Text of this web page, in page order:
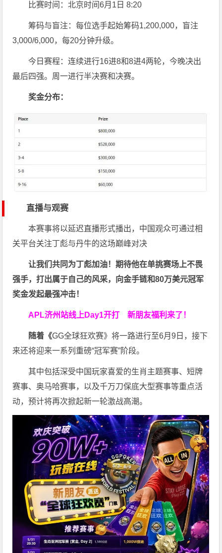
比赛时间：北京时间6月1日 8:20
筹码与盲注：每位选手起始筹码1,200,000，盲注
3,000/6,000，每20分钟升级。
今日赛程：连续进行16进8和8进4两轮，今晚决出
最后四强。周一进行半决赛和决赛。
奖金分布：
直播与观赛
本赛事将以延迟直播形式播出，中国观众可通过相
关平台关注丁彪与丹牛的这场巅峰对决
让我们共同为丁彪加油！期待他在单挑赛场上不畏
强手，打出属于自己的风采，向金手链和80万美元冠军
奖金发起最强冲击！
APL济州站线上Day1开打新朋友福利来了！
随着《GG全球狂欢赛》将一路进行至6月9日，接下
来还将迎来一系列重磅“冠军赛”阶段。
其中包括深受中国玩家喜爱的生肖主题赛事、短牌
赛事、奥马哈赛事，以及千万刀保底大型赛事等重点活
动，预计将再次掀起新一轮激战高潮。